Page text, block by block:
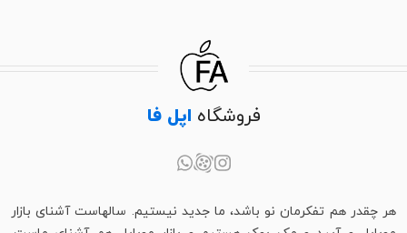
فروشگاه اپل فا
هر چقدر هم تفکرمان نو باشد، ما جدید نیستیم. سالهاست آشنای بازار